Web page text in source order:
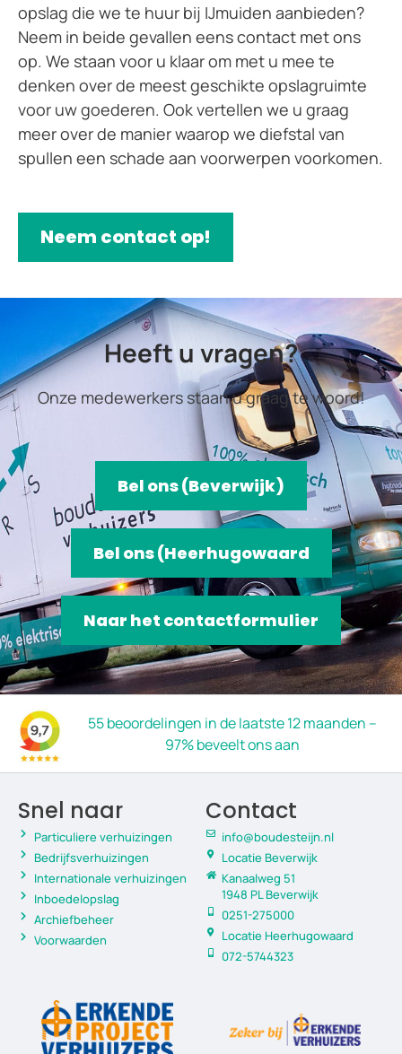
opslag die we te huur bij IJmuiden aanbieden?
Neem in beide gevallen eens contact met ons
op. We staan voor u klaar om met u mee te
denken over de meest geschikte opslagruimte
voor uw goederen. Ook vertellen we u graag
meer over de manier waarop we diefstal van
spullen een schade aan voorwerpen voorkomen.
Neem contact op!
Heeft u vragen?
Onze medewerkers staan u graag te woord!
Bel ons (Beverwijk)
Bel ons (Heerhugowaard
Naar het contactformulier
55 beoordelingen in de laatste 12 maanden –
97% beveelt ons aan
Contact
info@boudesteijn.nl
Locatie Beverwijk
Kanaalweg 51
1948 PL Beverwijk
0251-275000
Locatie Heerhugowaard
072-5744323
Snel naar
Particuliere verhuizingen
Bedrijfsverhuizingen
Internationale verhuizingen
Inboedelopslag
Archiefbeheer
Voorwaarden